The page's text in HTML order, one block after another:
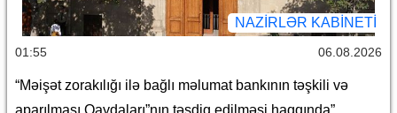
yanvar tarixli 578 nömrəli Fərmanının icrası ilə əlaqədar
Azərbaycan Respublikası Nazirlər Kabinetinin bəzi
NAZIRLƏR KABINETI
01:55 06.08.2026
“Məişət zorakılığı ilə bağlı məlumat bankının təşkili və